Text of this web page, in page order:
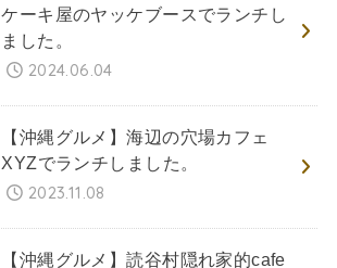
ケーキ屋のヤッケブースでランチし
ました。
2024.06.04
【沖縄グルメ】海辺の穴場カフェ
XYZでランチしました。
2023.11.08
【沖縄グルメ】読谷村隠れ家的cafe